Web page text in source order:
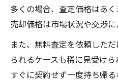
多くの場合、査定価格はあ
売却価格は市場状況や交渉に
また、無料査定を依頼した
られるケースも稀に見受けら
すぐに契約せず一度持ち帰